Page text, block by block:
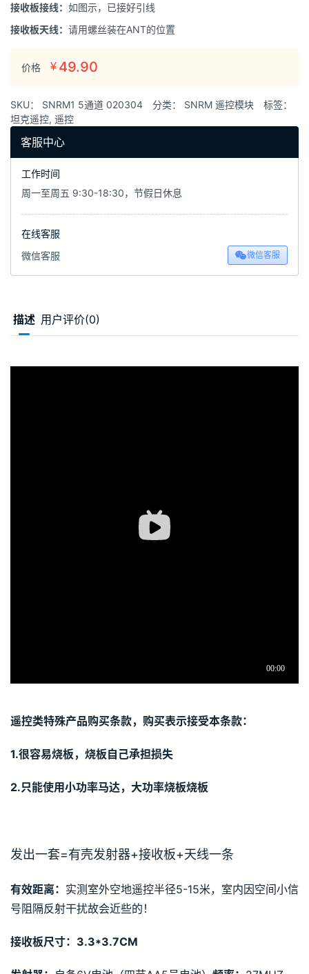
接收板接线： 如图示，已接好引线
接收板天线： 请用螺丝装在ANT的位置
价格 ¥ 49.90
SKU： SNRM1 5通道 020304 分类： SNRM 遥控模块
标签：
坦克遥控, 遥控
客服中心
工作时间
周一至周五 9:30-18:30，节假日休息
在线客服
微信客服
微信客服
描述 用户评价(0)
遥控类特殊产品购买条款，购买表示接受本条款：
1.很容易烧板，烧板自己承担损失
2.只能使用小功率马达，大功率烧板烧板
发出一套=有壳发射器+接收板+天线一条
有效距离： 实测室外空地遥控半径5-15米，室内因空间小信
号阻隔反射干扰故会近些的！
接收板尺寸：3.3*3.7CM